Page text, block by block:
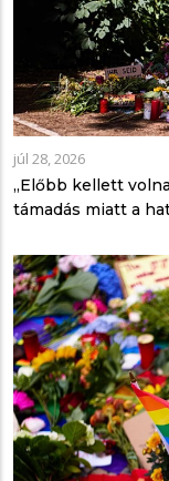
júl 28, 2026
„Előbb kellett
támadás miatt a